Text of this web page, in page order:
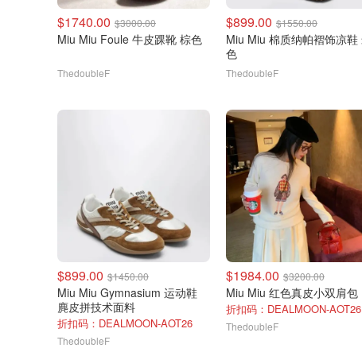
$1740.00 $3000.00
Miu Miu Foule 牛皮踝靴 棕色
ThedoubleF
$899.00 $1550.00
Miu Miu 棉质纳帕褶饰凉鞋 米
色
ThedoubleF
$899.00 $1450.00
Miu Miu Gymnasium 运动鞋
麂皮拼技术面料
折扣码：DEALMOON-AOT26
ThedoubleF
$1984.00 $3200.00
Miu Miu 红色真皮小双肩包
折扣码：DEALMOON-AOT26
ThedoubleF